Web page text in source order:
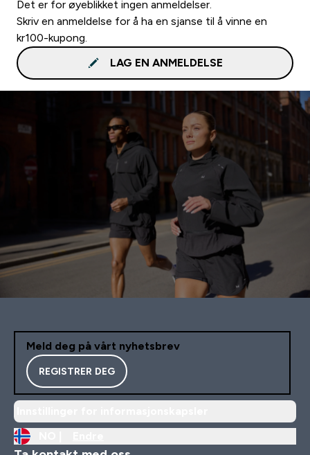
Det er for øyeblikket ingen anmeldelser.
Skriv en anmeldelse for å ha en sjanse til å vinne en
kr100-kupong.
LAG EN ANMELDELSE
Meld deg på vårt nyhetsbrev
REGISTRER DEG